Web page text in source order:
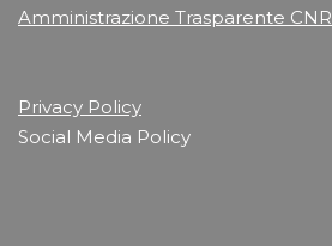
Amministrazione Trasparente CNR
Privacy Policy
Social Media Policy